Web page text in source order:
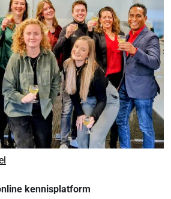
kennisplatform